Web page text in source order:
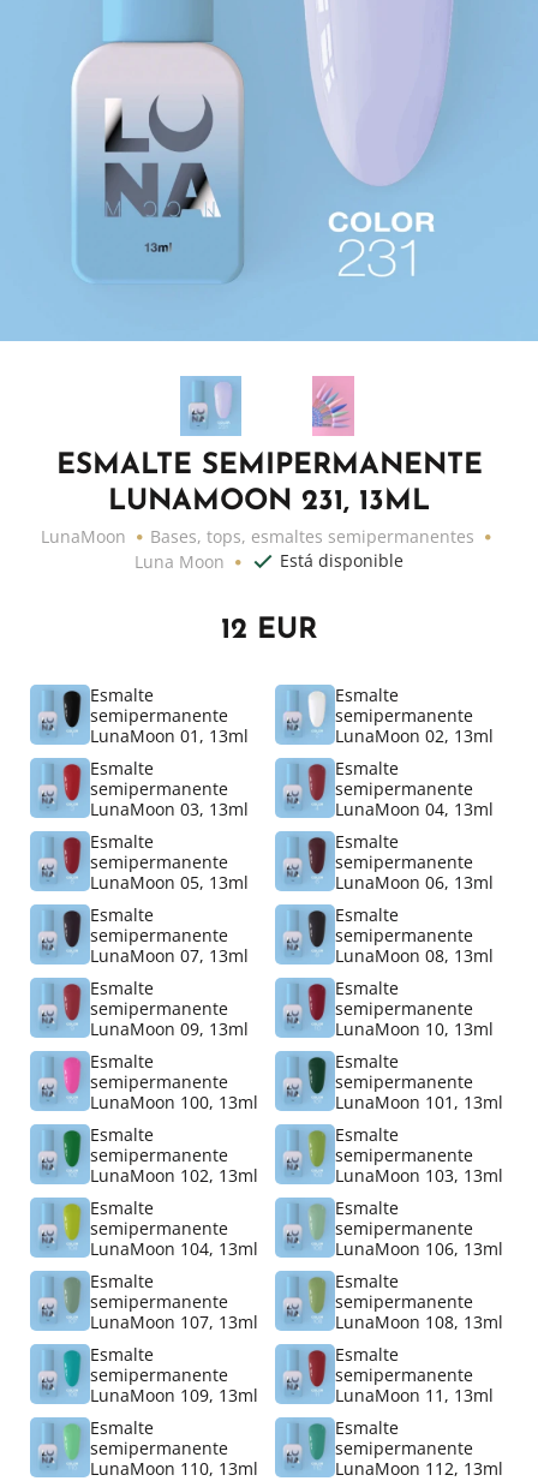
ESMALTE SEMIPERMANENTE
LUNAMOON 231, 13ML
LunaMoon
Bases, tops, esmaltes semipermanentes
Luna Moon
Está disponible
12 EUR
Esmalte
semipermanente
LunaMoon 01, 13ml
Esmalte
semipermanente
LunaMoon 02, 13ml
Esmalte
semipermanente
LunaMoon 03, 13ml
Esmalte
semipermanente
LunaMoon 04, 13ml
Esmalte
semipermanente
LunaMoon 05, 13ml
Esmalte
semipermanente
LunaMoon 06, 13ml
Esmalte
semipermanente
LunaMoon 07, 13ml
Esmalte
semipermanente
LunaMoon 08, 13ml
Esmalte
semipermanente
LunaMoon 09, 13ml
Esmalte
semipermanente
LunaMoon 10, 13ml
Esmalte
semipermanente
LunaMoon 100, 13ml
Esmalte
semipermanente
LunaMoon 101, 13ml
Esmalte
semipermanente
LunaMoon 102, 13ml
Esmalte
semipermanente
LunaMoon 103, 13ml
Esmalte
semipermanente
LunaMoon 104, 13ml
Esmalte
semipermanente
LunaMoon 106, 13ml
Esmalte
semipermanente
LunaMoon 107, 13ml
Esmalte
semipermanente
LunaMoon 108, 13ml
Esmalte
semipermanente
LunaMoon 109, 13ml
Esmalte
semipermanente
LunaMoon 11, 13ml
Esmalte
semipermanente
LunaMoon 110, 13ml
Esmalte
semipermanente
LunaMoon 112, 13ml